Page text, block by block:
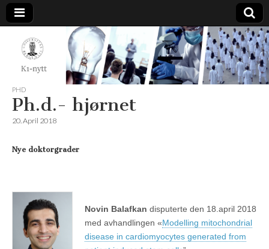
K1-
Nytt
PHD
Ph.d.- hjørnet
20. April 2018
Nye doktorgrader
Novin Balafkan disputerte den 18.april 2018
med avhandlingen «Modelling mitochondrial
disease in cardiomyocytes generated from